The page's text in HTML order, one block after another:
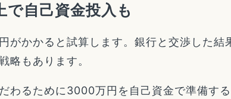
自己資金投入も
がかかると試算します。銀行と交渉した
略もあります。
わるために3000万円を自己資金で準備す